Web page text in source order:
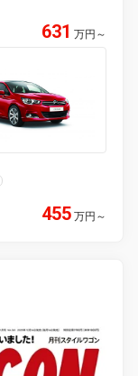
631 万円 ～
455 万円 ～